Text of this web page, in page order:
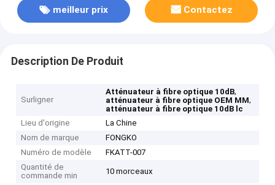
meilleur prix Contactez
Description De Produit
Surligner
Atténuateur à fibre optique 10dB,
atténuateur à fibre optique OEM MM,
atténuateur à fibre optique 10dB lc
Lieu d'origine
La Chine
Nom de marque
FONGKO
Numéro de modèle
FKATT-007
Quantité de
commande min
10 morceaux